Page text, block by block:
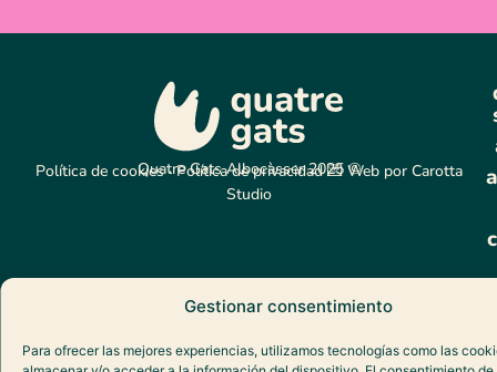
Gestionar consentimiento
Para ofrecer las mejores experiencias, utilizamos tecnologías como las
Quatre Gats Albocàsser 2025 ©
Política de cookies·Política de privacidad💌 Web por Carotta
Studio